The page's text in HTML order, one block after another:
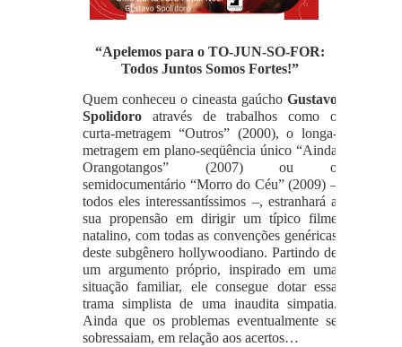
“Apelemos para o TO-JUN-SO-FOR:
Todos Juntos Somos Fortes!”
Quem conheceu o cineasta gaúcho Gustavo
Spolidoro através de trabalhos como o
curta-metragem “Outros” (2000), o longa-
metragem em plano-seqüência único “Ainda
Orangotangos” (2007) ou o
semidocumentário “Morro do Céu” (2009) –
todos eles interessantíssimos –, estranhará a
sua propensão em dirigir um típico filme
natalino, com todas as convenções genéricas
deste subgênero hollywoodiano. Partindo de
um argumento próprio, inspirado em uma
situação familiar, ele consegue dotar essa
trama simplista de uma inaudita simpatia.
Ainda que os problemas eventualmente se
sobressaiam, em relação aos acertos…